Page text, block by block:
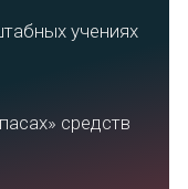
учениях
средств